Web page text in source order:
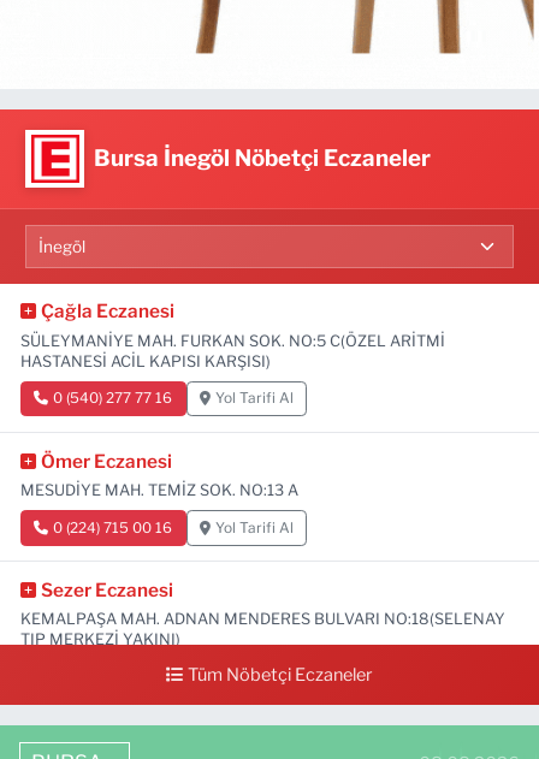
Bursa İnegöl Nöbetçi Eczaneler
Çağla Eczanesi
SÜLEYMANİYE MAH. FURKAN SOK. NO:5 C(ÖZEL ARİTMİ
HASTANESİ ACİL KAPISI KARŞISI)
0 (540) 277 77 16 Yol Tarifi Al
Ömer Eczanesi
MESUDİYE MAH. TEMİZ SOK. NO:13 A
0 (224) 715 00 16 Yol Tarifi Al
Sezer Eczanesi
KEMALPAŞA MAH. ADNAN MENDERES BULVARI NO:18(SELENAY
TIP MERKEZİ YAKINI)
0 (224) 711 64 49 Yol Tarifi Al
Tüm Nöbetçi Eczaneler